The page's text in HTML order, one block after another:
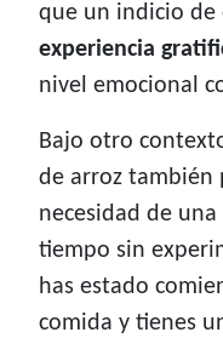
que un indicio de
experiencia
nivel emocional
Bajo otro
de arroz también
necesidad de
tiempo sin
has estado
comida y tienes